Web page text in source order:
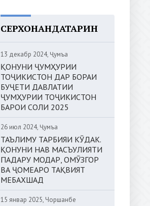
СЕРХОНАНДАТАРИН
13 декабр 2024, Ҷумъа
ҚОНУНИ ҶУМҲУРИИ
ТОҶИКИСТОН ДАР БОРАИ
БУҶЕТИ ДАВЛАТИИ
ҶУМҲУРИИ ТОҶИКИСТОН
БАРОИ СОЛИ 2025
26 июл 2024, Ҷумъа
ТАЪЛИМУ ТАРБИЯИ КӮДАК.
ҚОНУНИ НАВ МАСЪУЛИЯТИ
ПАДАРУ МОДАР, ОМӮЗГОР
ВА ҶОМЕАРО ТАҚВИЯТ
МЕБАХШАД
15 январ 2025, Чоршанбе